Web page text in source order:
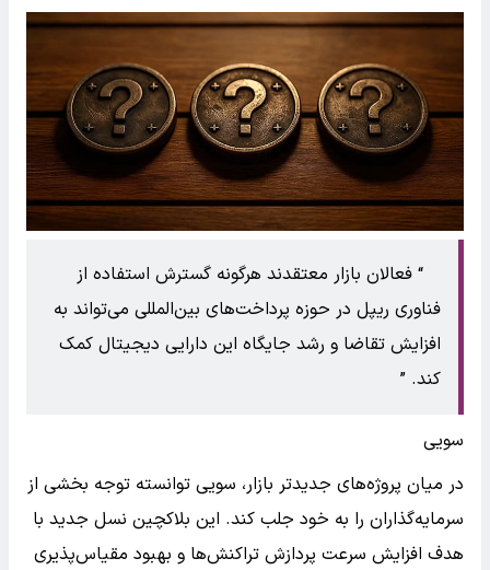
فعالان بازار معتقدند هرگونه گسترش استفاده از
فناوری ریپل در حوزه پرداخت‌های بین‌المللی می‌تواند به
افزایش تقاضا و رشد جایگاه این دارایی دیجیتال کمک
کند.
سویی
در میان پروژه‌های جدیدتر بازار، سویی توانسته توجه بخشی از
سرمایه‌گذاران را به خود جلب کند. این بلاکچین نسل جدید با
هدف افزایش سرعت پردازش تراکنش‌ها و بهبود مقیاس‌پذیری